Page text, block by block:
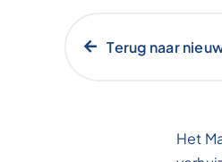
Terug naar
Het